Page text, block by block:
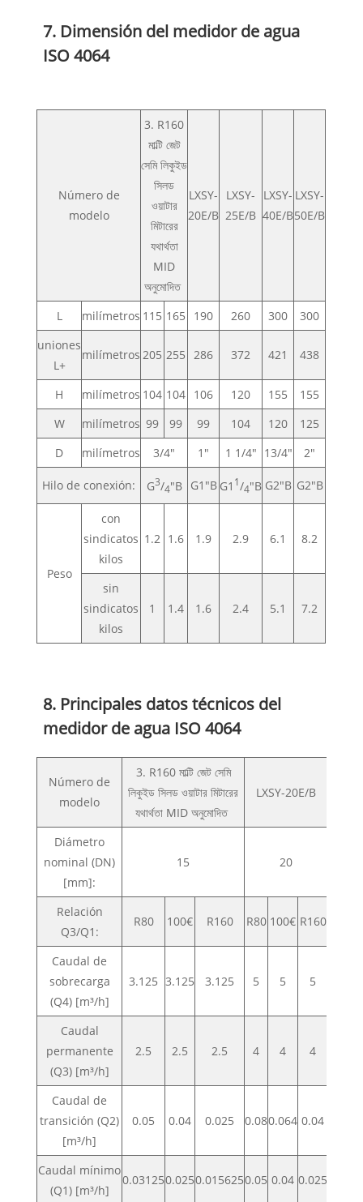
7. Dimensión del medidor de agua
ISO 4064
Número de
modelo
3. R160
মাল্টি জেট
সেমি লিকুইড
সিলড
ওয়াটার
মিটারের
যথার্থতা
MID
অনুমোদিত
LXSY-
20E/B
LXSY-
25E/B
LXSY-
40E/B
LXSY-
50E/B
L milímetros 115 165 190 260 300
300
uniones
L+
milímetros 205 255 286 372 421 438
H milímetros 104 104 106 120 155
155
W
milímetros 99 99 99 104 120
125
D
milímetros 3/4" 1" 1 1/4" 13/4" 2"
Hilo de conexión: G3/4"B G1"B G1 1/4"B G2"B G2"B
Peso
con
sindicatos
kilos
1.2 1.6 1.9 2.9 6.1 8.2
sin
sindicatos
kilos
1 1.4 1.6 2.4 5.1 7.2
8. Principales datos técnicos del
medidor de agua ISO 4064
Número de
modelo
3. R160 মাল্টি জেট সেমি
লিকুইড সিলড ওয়াটার মিটারের
যথার্থতা MID অনুমোদিত
LXSY-20E/B
Diámetro
nominal (DN)
[mm]:
15 20
Relación
Q3/Q1:
R80 100€ R160 R80 100€ R160
Caudal de
sobrecarga
(Q4) [m³/h]
3.125 3.125 3.125 5 5 5
Caudal
permanente
(Q3) [m³/h]
2.5 2.5 2.5 4 4 4
Caudal de
transición (Q2)
[m³/h]
0.05 0.04 0.025 0.080.064 0.04
Caudal mínimo
(Q1) [m³/h]
0.031250.0250.0156250.05 0.04 0.025